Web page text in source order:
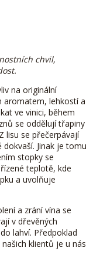
chvil,
na originální
aromatem, lehkostí a
ve vinici, během
se oddělují třapiny
lisu se přečerpávají
Jinak je tomu
stopky se
teplotě, kde
a uvolňuje
a zrání vína se
v dřevěných
lahví. Předpoklad
klientů je u nás